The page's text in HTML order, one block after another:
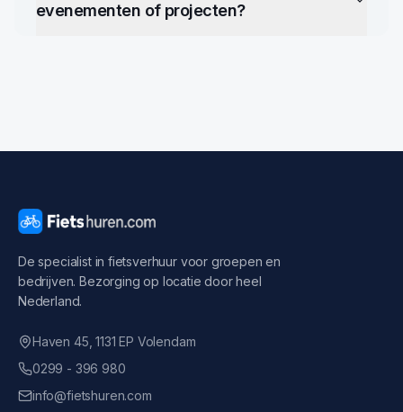
evenementen of projecten?
De specialist in fietsverhuur voor groepen en
bedrijven. Bezorging op locatie door heel
Nederland.
Haven 45, 1131 EP Volendam
0299 - 396 980
info@fietshuren.com